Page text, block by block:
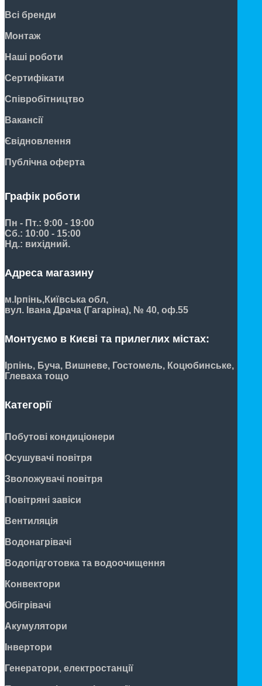
Всі бренди
Монтаж
Наші роботи
Сертифікати
Співробітництво
Вакансії
Євідновлення
Публічна оферта
Графік роботи
Пн - Пт.: 9:00 - 19:00
Сб.: 10:00 - 15:00
Нд.: вихідний.
Адреса магазину
м.Ірпінь,Київська обл,
вул. Івана Драча (Гагаріна), № 40, оф.55
Монтуємо в Києві та прилеглих містах:
Ірпінь, Буча, Вишневе, Гостомель, Коцюбинське,
Глеваха тощо
Категорії
Побутові кондиціонери
Осушувачі повітря
Зволожувачі повітря
Повітряні завіси
Вентиляція
Водонагрівачі
Водопідготовка та водоочищення
Конвектори
Обігрівачі
Акумулятори
Інвертори
Генератори, електростанції